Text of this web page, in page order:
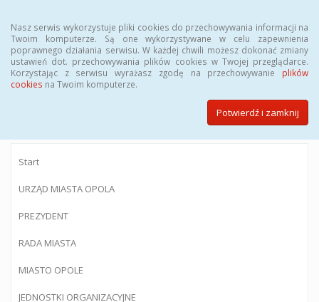
Nasz serwis wykorzystuje pliki cookies do przechowywania informacji na
Twoim komputerze. Są one wykorzystywane w celu zapewnienia
poprawnego działania serwisu. W każdej chwili możesz dokonać zmiany
ustawień dot. przechowywania plików cookies w Twojej przeglądarce.
Korzystając z serwisu wyrażasz zgodę na przechowywanie plików
cookies na Twoim komputerze.
Potwierdź i zamknij
BIULETYN INFORMACJI PUBLICZNEJ
Urzędu Miasta Opola
Start
URZĄD MIASTA OPOLA
PREZYDENT
RADA MIASTA
MIASTO OPOLE
JEDNOSTKI ORGANIZACYJNE